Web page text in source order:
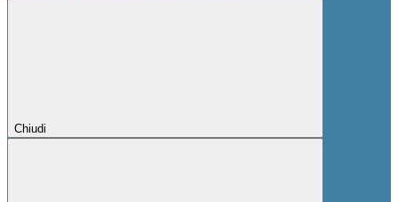
Chiudi